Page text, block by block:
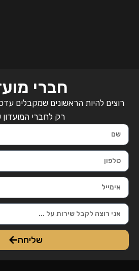
חברי
רוצים להיות הראשונים שמקבלים
רק לחברי המועדון
שליחה